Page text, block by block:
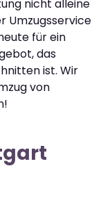
nicht alleine
Umzugsservice
für ein
das
ist. Wir
von